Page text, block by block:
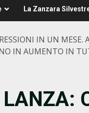
La Zanzara
IN UN
IN AUMENTO IN